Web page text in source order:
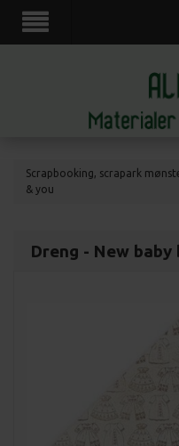
scrapkort, scrapbooking, 3d
Scrapbooking, scrapark
& you
Dreng - New